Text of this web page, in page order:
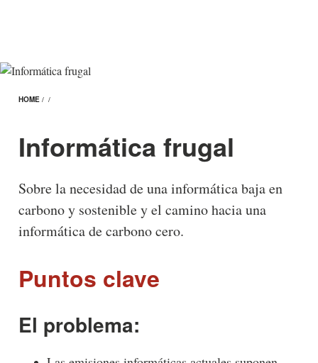
HOME / /
Informática frugal
Sobre la necesidad de una informática baja en
carbono y sostenible y el camino hacia una
informática de carbono cero.
Puntos clave
El problema: